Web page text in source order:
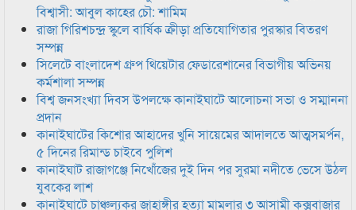
বিশ্বাসী: আবুল কাহের চৌ: শামিম
রাজা গিরিশচন্দ্র স্কুলে বার্ষিক ক্রীড়া প্রতিযোগিতার পুরস্কার বিতরণ
সম্পন্ন
সিলেটে বাংলাদেশ গ্রুপ থিয়েটার ফেডারেশানের বিভাগীয় অভিনয়
কর্মশালা সম্পন্ন
বিশ্ব জনসংখ্যা দিবস উপলক্ষে কানাইঘাটে আলোচনা সভা ও সম্মাননা
প্রদান
কানাইঘাটের কিশোর আহাদের খুনি সায়েমের আদালতে আত্মসমর্পন,
৫ দিনের রিমান্ড চাইবে পুলিশ
কানাইঘাট রাজাগঞ্জে নিখোঁজের দুই দিন পর সুরমা নদীতে ভেসে উঠল
যুবকের লাশ
কানাইঘাটে চাঞ্চল্যকর জাহাঙ্গীর হত্যা মামলার ৩ আসামী কক্সবাজার